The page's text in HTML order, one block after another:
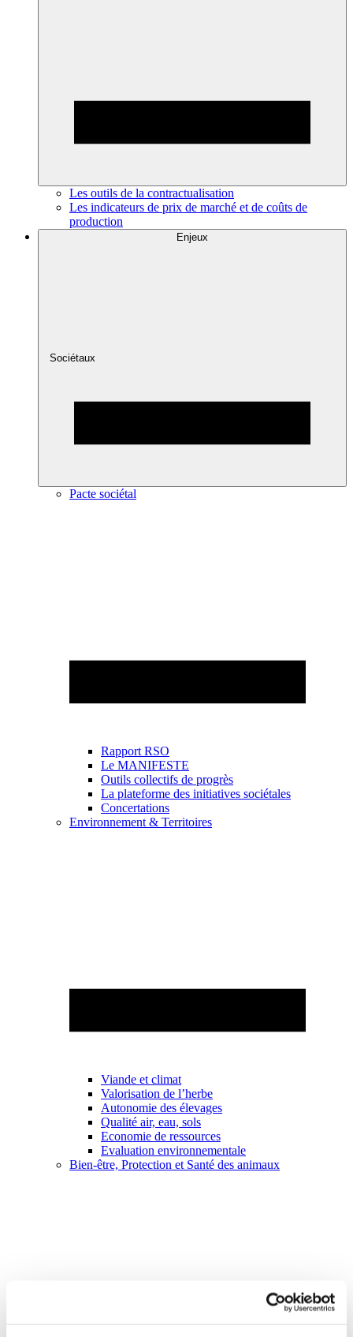
Les outils de la contractualisation
Les indicateurs de prix de marché et de coûts de
production
Enjeux
Sociétaux
Pacte sociétal
Rapport RSO
Le MANIFESTE
Outils collectifs de progrès
La plateforme des initiatives sociétales
Concertations
Environnement & Territoires
Viande et climat
Valorisation de l’herbe
Autonomie des élevages
Qualité air, eau, sols
Economie de ressources
Evaluation environnementale
Bien-être, Protection et Santé des animaux